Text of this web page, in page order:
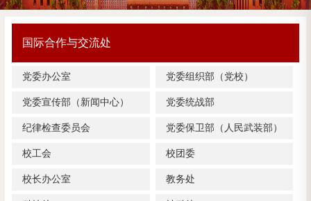
国际合作与交流处
党委办公室 党委组织部（党校）
党委宣传部（新闻中心） 党委统战部
纪律检查委员会 党委保卫部（人民武装部）
校工会 校团委
校长办公室 教务处